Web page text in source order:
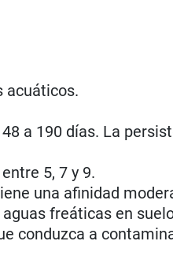
acuáticos.
a 190 días. La
5, 7 y 9.
una afinidad
freáticas en
conduzca a